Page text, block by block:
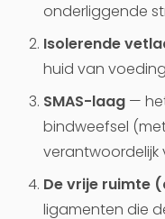
onderliggende
Isolerende
huid van
SMAS-laag —
bindweefsel
De vrije ruimte
ligamenten die